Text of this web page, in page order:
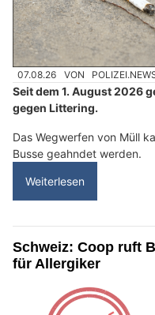
07.08.26 VON
Seit dem 1. August 2026
gegen Littering.
Das Wegwerfen von Müll
Busse geahndet werden.
Weiterlesen
Schweiz: Coop ruft
für Allergiker